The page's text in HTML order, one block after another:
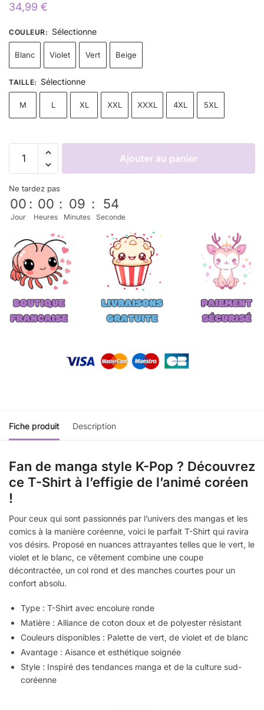
34,99 €
COULEUR: Sélectionne
Blanc Violet Vert Beige
TAILLE: Sélectionne
M L XL XXL XXXL 4XL 5XL
Ajouter au panier
Ne tardez pas
00
Jour
: 00
Heures
: 09
Minutes
: 52
Seconde
Fiche produit Description
Fan de manga style K-Pop ? Découvrez
ce T-Shirt à l’effigie de l’animé coréen
!
Pour ceux qui sont passionnés par l’univers des mangas et les
comics à la manière coréenne, voici le parfait T-Shirt qui ravira
vos désirs. Proposé en nuances attrayantes telles que le vert, le
violet et le blanc, ce vêtement combine une coupe
décontractée, un col rond et des manches courtes pour un
confort absolu.
Type : T-Shirt avec encolure ronde
Matière : Alliance de coton doux et de polyester résistant
Couleurs disponibles : Palette de vert, de violet et de blanc
Avantage : Aisance et esthétique soignée
Style : Inspiré des tendances manga et de la culture sud-
coréenne